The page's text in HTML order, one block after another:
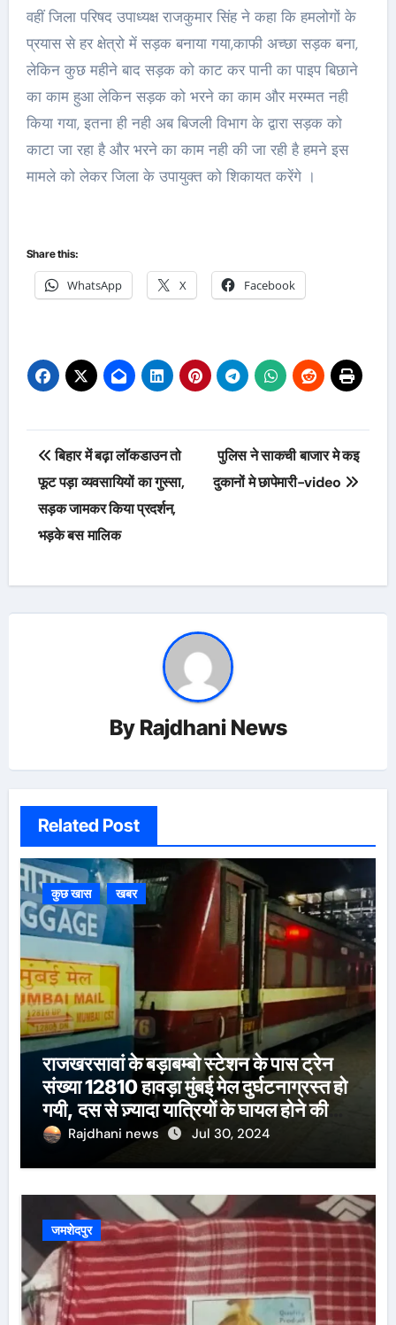
वहीं जिला परिषद उपाध्यक्ष राजकुमार सिंह ने कहा कि हमलोगों के
प्रयास से हर क्षेत्रो में सड़क बनाया गया,काफी अच्छा सड़क बना,
लेकिन कुछ महीने बाद सड़क को काट कर पानी का पाइप बिछाने
का काम हुआ लेकिन सड़क को भरने का काम और मरम्मत नही
किया गया, इतना ही नही अब बिजली विभाग के द्वारा सड़क को
काटा जा रहा है और भरने का काम नही की जा रही है हमने इस
मामले को लेकर जिला के उपायुक्त को शिकायत करेंगे ।
Share this:
WhatsApp X Facebook
Post
navigation
बिहार में बढ़ा लॉकडाउन तो
फूट पड़ा व्यवसायियों का गुस्सा,
सड़क जामकर किया प्रदर्शन,
भड़के बस मालिक
पुलिस ने साकची बाजार मे कइ
दुकानों मे छापेमारी-video
By Rajdhani News
Related Post
कुछ खास खबर
राजखरसावां के बड़ाबम्बो स्टेशन के पास ट्रेन
संख्या 12810 हावड़ा मुंबई मेल दुर्घटनाग्रस्त हो
गयी, दस से ज़्यादा यात्रियों के घायल होने की
खबर।सरायकेला के वरीय पदाधिकारी
Rajdhani news Jul 30, 2024
जमशेदपुर